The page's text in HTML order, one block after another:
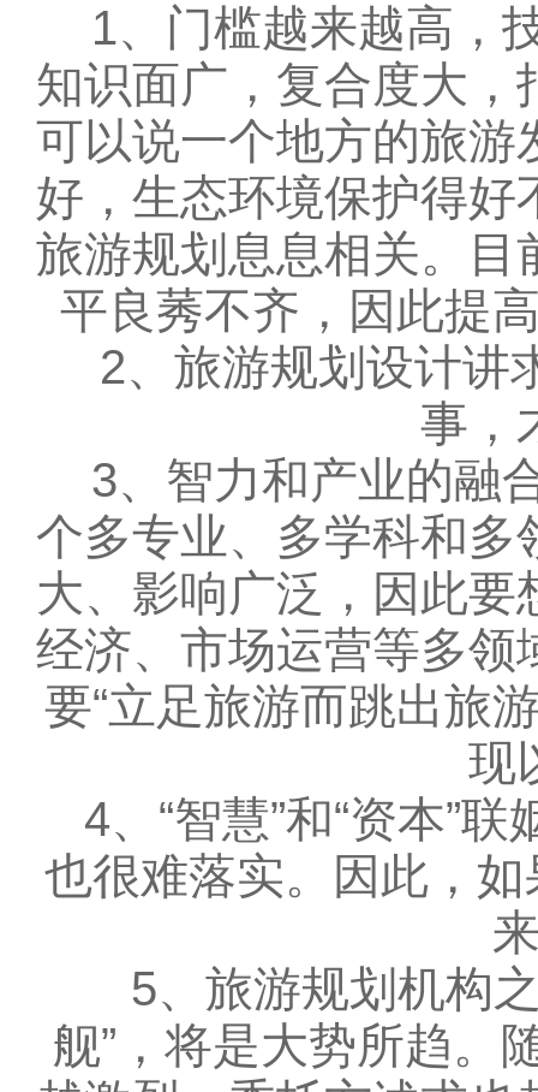
1、门槛越来越高，
知识面广，复合度大
可以说一个地方的旅游
好，生态环境保护得
旅游规划息息相关。目
平良莠不齐，因此提
2、旅游规划设计讲
事，
3、智力和产业的融
个多专业、多学科和
大、影响广泛，因此
经济、市场运营等多领
要“立足旅游而跳出旅
现
4、“智慧”和“资本”
也很难落实。因此，
5、旅游规划机构
舰”，将是大势所趋。